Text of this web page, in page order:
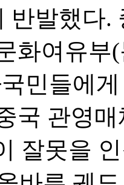
반발했다.
화여유
민들에
국 관영
잘못을